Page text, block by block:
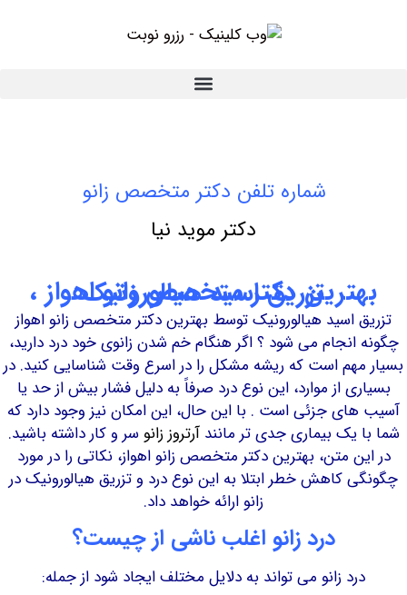
شماره تلفن دکتر متخصص زانو
دکتر موید نیا
دکتر متخصص زانو اهواز
، تزریق اسید هیالورونیک
اسید هیالورونیک توسط بهترین دکتر متخصص زانو اهواز
می شود ؟ اگر هنگام خم شدن زانوی خود درد دارید،
است که ریشه مشکل را در اسرع وقت شناسایی کنید. در
از موارد، این نوع درد صرفاً به دلیل فشار بیش از حد یا
جزئی است . با این حال، این امکان نیز وجود دارد که
یک بیماری جدی تر مانندآرتروز زانوسر و کار داشته باشید.
متن، بهترین دکتر متخصص زانو اهواز، نکاتی را در مورد
کاهش خطر ابتلا به این نوع درد و تزریق هیالورونیک در
زانو ارائه خواهد داد.
درد زانو اغلب ناشی از چیست؟
زانو می تواند به دلایل مختلف ایجاد شود از جمله: